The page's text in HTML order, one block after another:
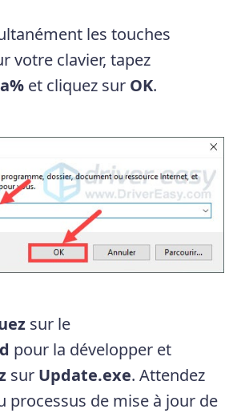
les touches
votre clavier, tapez
et cliquez sur OK.
sur le
pour la développer et
sur Update.exe. Attendez
processus de mise à jour de